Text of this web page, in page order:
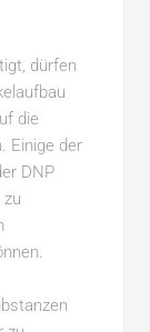
dürfen
die
Einige der
DNP